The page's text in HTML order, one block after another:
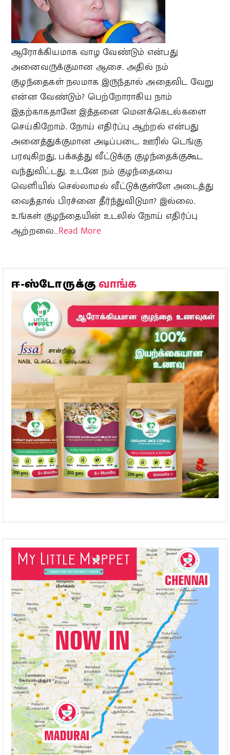
ஆரோக்கியமாக வாழ வேண்டும் என்பது
அனைவருக்குமான ஆசை. அதில் நம்
குழந்தைகள் நலமாக இருந்தால் அதைவிட வேறு
என்ன வேண்டும்? பெற்றோராகிய நாம்
இதற்காகதானே இத்தனை மெனக்கெடல்களை
செய்கிறோம். நோய் எதிர்ப்பு ஆற்றல் என்பது
அனைத்துக்குமான அடிப்படை. ஊரில் டெங்கு
பரவுகிறது, பக்கத்து வீட்டுக்கு குழந்தைக்குகூட
வந்துவிட்டது. உடனே நம் குழந்தையை
வெளியில் செல்லாமல் வீட்டுக்குள்ளே அடைத்து
வைத்தால் பிரச்னை தீர்ந்துவிடுமா? இல்லை.
உங்கள் குழந்தையின் உடலில் நோய் எதிர்ப்பு
ஆற்றலை…Read More
ஈ-ஸ்டோருக்குவாங்க